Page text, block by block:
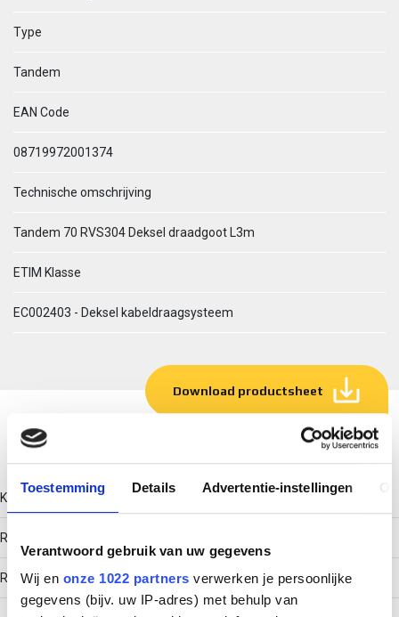
Toestemming Details Advertentie-instellingen
Verantwoord gebruik van uw gegevens
Wij en onze 1022 partners verwerken je persoonlijke
gegevens (bijv. uw IP-adres) met behulp van
Type
Tandem
EAN Code
08719972001374
Technische omschrijving
Tandem 70 RVS304 Deksel draadgoot L3m
ETIM Klasse
EC002403 - Deksel kabeldraagsysteem
Download productsheet
Technische gegevens
Kleur
Roestvaststaal (RVS)
RAL-nummer